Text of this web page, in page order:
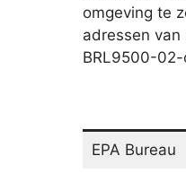
omgeving te
adressen
BRL9500-
EPA Bureau